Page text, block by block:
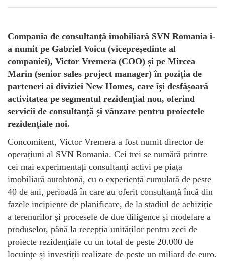
Compania de consultanță imobiliară SVN Romania i-
a numit pe Gabriel Voicu (vicepreședinte al
companiei), Victor Vremera (COO) și pe Mircea
Marin (senior sales project manager) în poziția de
parteneri ai diviziei New Homes, care își desfășoară
activitatea pe segmentul rezidențial nou, oferind
servicii de consultanță și vânzare pentru proiectele
rezidențiale noi.
Concomitent, Victor Vremera a fost numit director de
operațiuni al SVN Romania. Cei trei se numără printre
cei mai experimentați consultanți activi pe piața
imobiliară autohtonă, cu o experiență cumulată de peste
40 de ani, perioadă în care au oferit consultanță încă din
fazele incipiente de planificare, de la stadiul de achiziție
a terenurilor și procesele de due diligence și modelare a
produselor, până la recepția unităților pentru zeci de
proiecte rezidențiale cu un total de peste 20.000 de
locuințe și investiții realizate de peste un miliard de euro.